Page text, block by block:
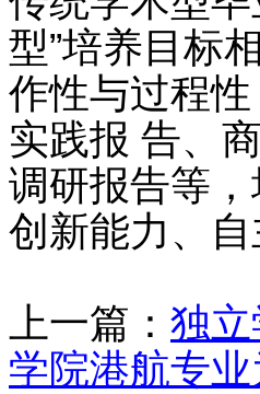
型”培养目标
作性与过程
实践报 告、
调研报告等
创新能力、
上一篇： 独
学院港航专业